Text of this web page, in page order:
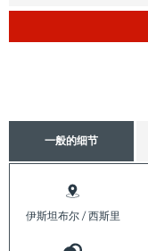
一般的细节
伊斯坦布尔 / 西斯里